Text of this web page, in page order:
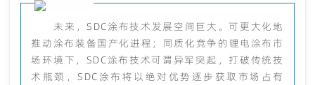
未来，SDC涂布技术发展空间巨大。可更大化地
推动涂布装备国产化进程；同质化竞争的锂电涂布市
场环境下，SDC涂布技术可谓异军突起，打破传统技
术瓶颈，SDC涂布将以绝对优势逐步获取市场占有